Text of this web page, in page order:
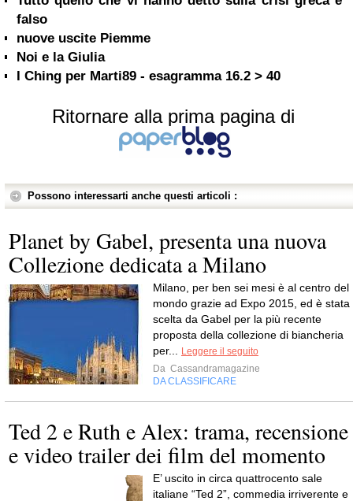
falso
nuove uscite Piemme
Noi e la Giulia
I Ching per Marti89 - esagramma 16.2 > 40
Ritornare alla prima pagina di
Possono interessarti anche questi articoli :
Planet by Gabel, presenta una nuova
Collezione dedicata a Milano
Milano, per ben sei mesi è al centro del
mondo grazie ad Expo 2015, ed è stata
scelta da Gabel per la più recente
proposta della collezione di biancheria
per...
Leggere il seguito
Da Cassandramagazine
DA CLASSIFICARE
Ted 2 e Ruth e Alex: trama, recensione
e video trailer dei film del momento
E’ uscito in circa quattrocento sale
italiane “Ted 2”, commedia irriverente e